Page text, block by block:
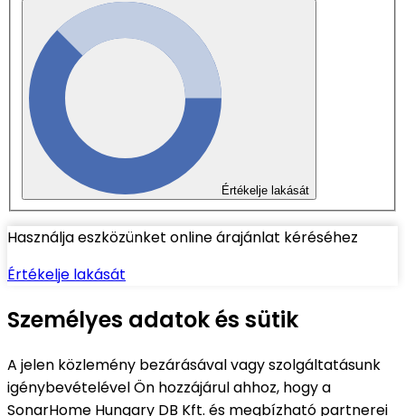
Értékelje lakását
Használja eszközünket online árajánlat kéréséhez
Értékelje lakását
Személyes adatok és sütik
A jelen közlemény bezárásával vagy szolgáltatásunk
igénybevételével Ön hozzájárul ahhoz, hogy a
SonarHome Hungary DB Kft. és megbízható partnerei